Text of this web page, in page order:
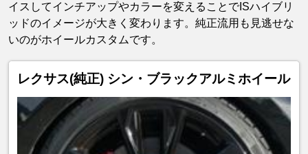
イスしてインチアップやカラーを変えることでISハイブリ
ッドのイメージが大きく変わります。純正流用も見逃せな
いのがホイールカスタムです。
レクサス(純正) シン・ブラックアルミホイール